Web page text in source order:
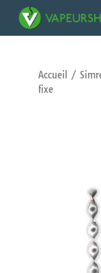
Accueil /
fixe